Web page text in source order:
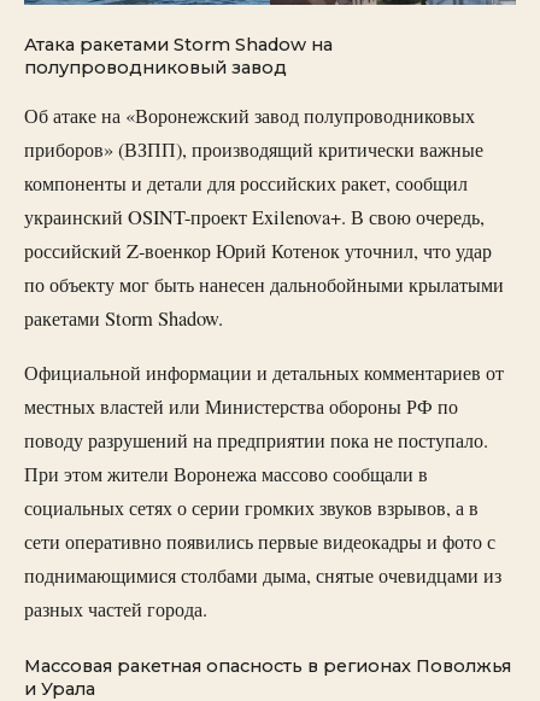
Атака ракетами Storm Shadow на
полупроводниковый завод
Об атаке на «Воронежский завод полупроводниковых
приборов» (ВЗПП), производящий критически важные
компоненты и детали для российских ракет, сообщил
украинский OSINT-проект Exilenova+. В свою очередь,
российский Z-военкор Юрий Котенок уточнил, что удар
по объекту мог быть нанесен дальнобойными крылатыми
ракетами Storm Shadow.
Официальной информации и детальных комментариев от
местных властей или Министерства обороны РФ по
поводу разрушений на предприятии пока не поступало.
При этом жители Воронежа массово сообщали в
социальных сетях о серии громких звуков взрывов, а в
сети оперативно появились первые видеокадры и фото с
поднимающимися столбами дыма, снятые очевидцами из
разных частей города.
Массовая ракетная опасность в регионах Поволжья
и Урала